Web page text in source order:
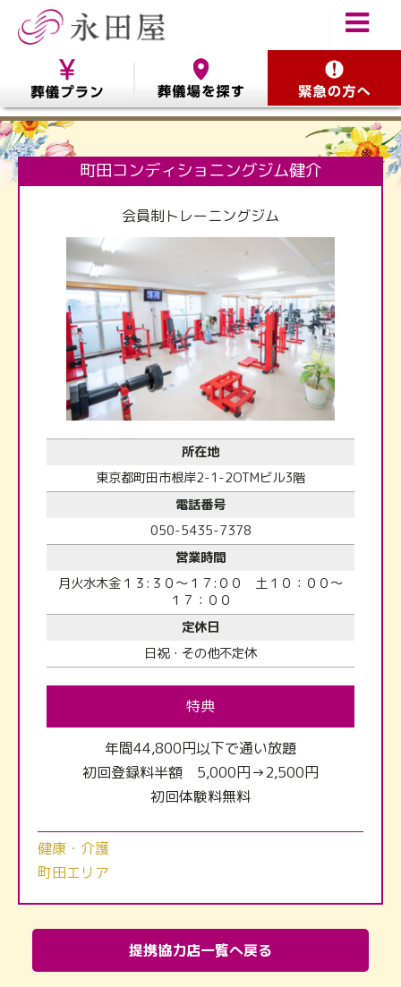
町田コンディショニングジム健介
会員制トレーニングジム
所在地
東京都町田市根岸2-1-2OTMビル3階
電話番号
050-5435-7378
営業時間
月火水木金１３:３０～１７:００ 土１０：００～
１７：００
定休日
日祝・その他不定休
特典
年間44,800円以下で通い放題
初回登録料半額 5,000円→2,500円
初回体験料無料
健康・介護
町田エリア
提携協力店一覧へ戻る